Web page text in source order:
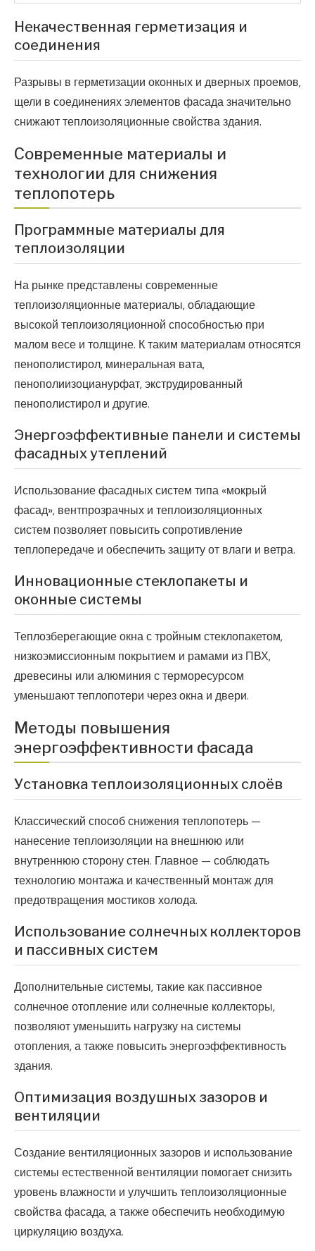
Некачественная герметизация и
соединения
Разрывы в герметизации оконных и дверных проемов,
щели в соединениях элементов фасада значительно
снижают теплоизоляционные свойства здания.
Современные материалы и
технологии для снижения
теплопотерь
Программные материалы для
теплоизоляции
На рынке представлены современные
теплоизоляционные материалы, обладающие
высокой теплоизоляционной способностью при
малом весе и толщине. К таким материалам относятся
пенополистирол, минеральная вата,
пенополиизоцианурфат, экструдированный
пенополистирол и другие.
Энергоэффективные панели и системы
фасадных утеплений
Использование фасадных систем типа «мокрый
фасад», вентпрозрачных и теплоизоляционных
систем позволяет повысить сопротивление
теплопередаче и обеспечить защиту от влаги и ветра.
Инновационные стеклопакеты и
оконные системы
Теплозберегающие окна с тройным стеклопакетом,
низкоэмиссионным покрытием и рамами из ПВХ,
древесины или алюминия с терморесурсом
уменьшают теплопотери через окна и двери.
Методы повышения
энергоэффективности фасада
Установка теплоизоляционных слоёв
Классический способ снижения теплопотерь —
нанесение теплоизоляции на внешнюю или
внутреннюю сторону стен. Главное — соблюдать
технологию монтажа и качественный монтаж для
предотвращения мостиков холода.
Использование солнечных коллекторов
и пассивных систем
Дополнительные системы, такие как пассивное
солнечное отопление или солнечные коллекторы,
позволяют уменьшить нагрузку на системы
отопления, а также повысить энергоэффективность
здания.
Оптимизация воздушных зазоров и
вентиляции
Создание вентиляционных зазоров и использование
системы естественной вентиляции помогает снизить
уровень влажности и улучшить теплоизоляционные
свойства фасада, а также обеспечить необходимую
циркуляцию воздуха.